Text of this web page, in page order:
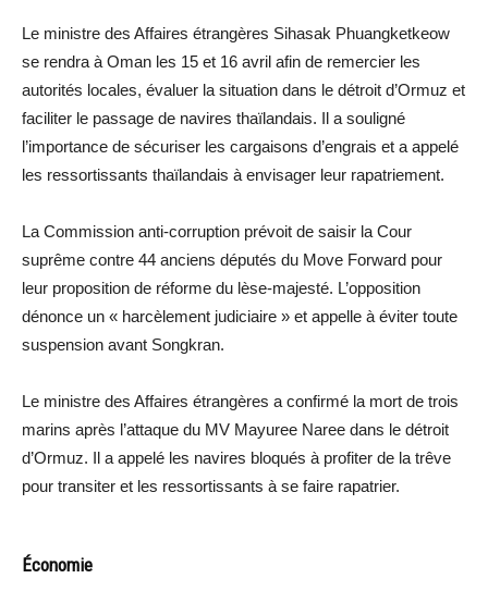
Le ministre des Affaires étrangères Sihasak Phuangketkeow
se rendra à Oman les 15 et 16 avril afin de remercier les
autorités locales, évaluer la situation dans le détroit d’Ormuz et
faciliter le passage de navires thaïlandais. Il a souligné
l’importance de sécuriser les cargaisons d’engrais et a appelé
les ressortissants thaïlandais à envisager leur rapatriement.
La Commission anti-corruption prévoit de saisir la Cour
suprême contre 44 anciens députés du Move Forward pour
leur proposition de réforme du lèse-majesté. L’opposition
dénonce un « harcèlement judiciaire » et appelle à éviter toute
suspension avant Songkran.
Le ministre des Affaires étrangères a confirmé la mort de trois
marins après l’attaque du MV Mayuree Naree dans le détroit
d’Ormuz. Il a appelé les navires bloqués à profiter de la trêve
pour transiter et les ressortissants à se faire rapatrier.
Économie